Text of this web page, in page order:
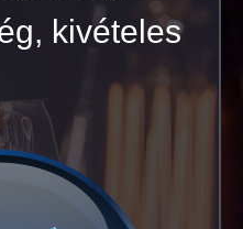
kivételes
kivételes